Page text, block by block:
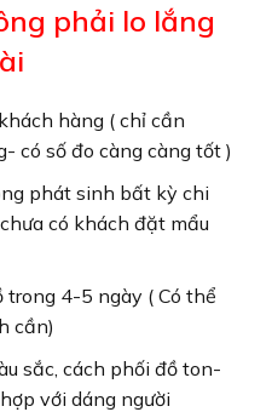
phải lo lắng
hàng ( chỉ cần
có số đo càng càng tốt )
phát sinh bất kỳ chi
có khách đặt mẩu
4-5 ngày ( Có thể
cần)
sắc, cách phối đồ ton-
với dáng người